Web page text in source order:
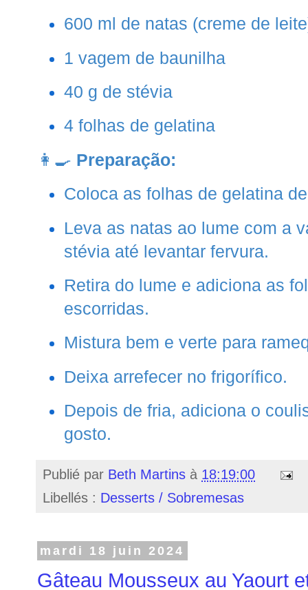
600 ml de natas (creme de
1 vagem de baunilha
40 g de stévia
4 folhas de gelatina
👩‍🍳 Preparação:
Coloca as folhas de gelatina
Leva as natas ao lume com a
stévia até levantar fervura.
Retira do lume e adiciona as
escorridas.
Mistura bem e verte para
Deixa arrefecer no frigorífico.
Depois de fria, adiciona o
gosto.
Publié par Beth Martins à 18:19:00
Libellés : Desserts / Sobremesas
mardi 18 juin 2024
Gâteau Mousseux au Yaourt